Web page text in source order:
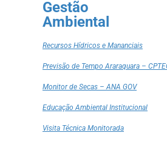
Gestão
Ambiental
Recursos Hídricos e Mananciais
Previsão de Tempo Araraquara –
Monitor de Secas – ANA GOV
Educação Ambiental Institucional
Visita Técnica Monitorada